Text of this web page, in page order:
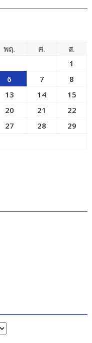
พฤ. ศ.
ส.
1
6 7
8
13 14
15
20 21
22
27 28
29